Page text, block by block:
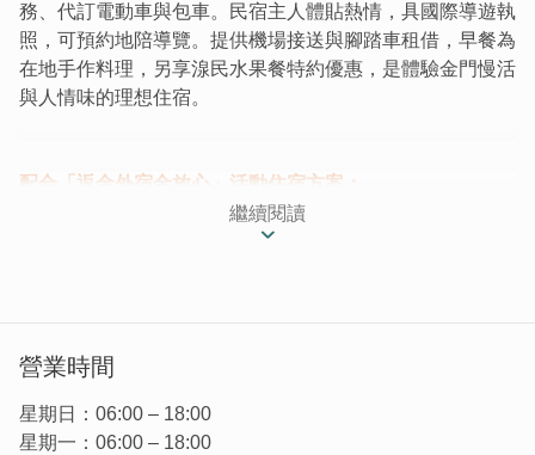
務、代訂電動車與包車。民宿主人體貼熱情，具國際導遊執
照，可預約地陪導覽。提供機場接送與腳踏車租借，早餐為
在地手作料理，另享湶民水果餐特約優惠，是體驗金門慢活
與人情味的理想住宿。
配合「返金外宿金放 心」活動住宿方案：
可提供房間數：5
房型：雙人房/四人房/家庭房
服務：旅遊諮詢/親子友善住宿/代訂電動車/包車服務/風味早
繼續閱讀
營業時間
星期日：06:00 – 18:00
星期一：06:00 – 18:00